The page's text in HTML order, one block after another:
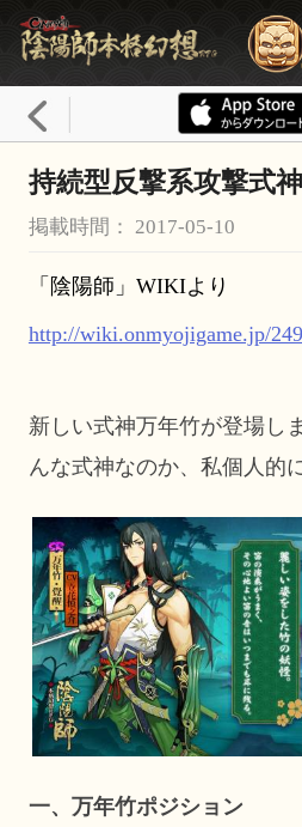
持続型反撃系攻撃式
掲載時間： 2017-05-10
「陰陽師」 WIKIより
http://wiki.onmyojigame.jp/
新しい式神万年竹が登場し
んな式神なのか、私個人的
一、万年竹ポジション